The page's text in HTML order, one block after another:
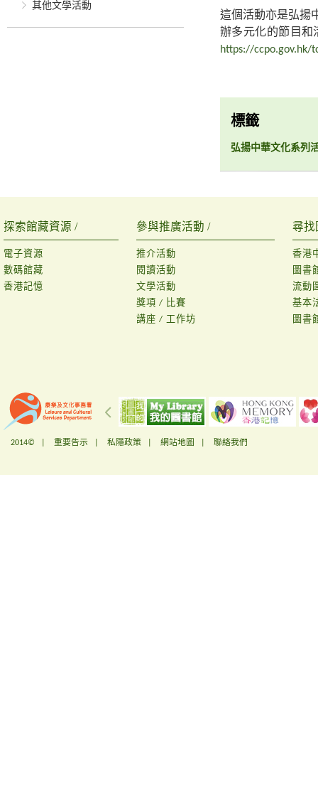
其他文學活動
這個活動亦是弘揚
辦多元化的節目和
https://ccpo.gov.hk/
標籤
弘揚中華文化系列
探索館藏資源 /
電子資源
數碼館藏
香港記憶
參與推廣活動 /
推介活動
閱讀活動
文學活動
獎項 / 比賽
講座 / 工作坊
尋找
香港
圖書
流動
基本
圖書
2014© | 重要告示 私隱政策 網站地圖 聯絡我們